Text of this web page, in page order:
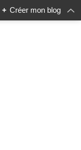
+ Créer mon blog